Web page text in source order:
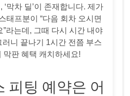
막차 딜’이 존재합니다. 제가
태프분이 “다음 회차 오시면
라는데, 그때 다시 시간 내야
니 끝나기 1시간 전쯤 부스
막판 혜택 캐치하세요!
피팅 예약은 어